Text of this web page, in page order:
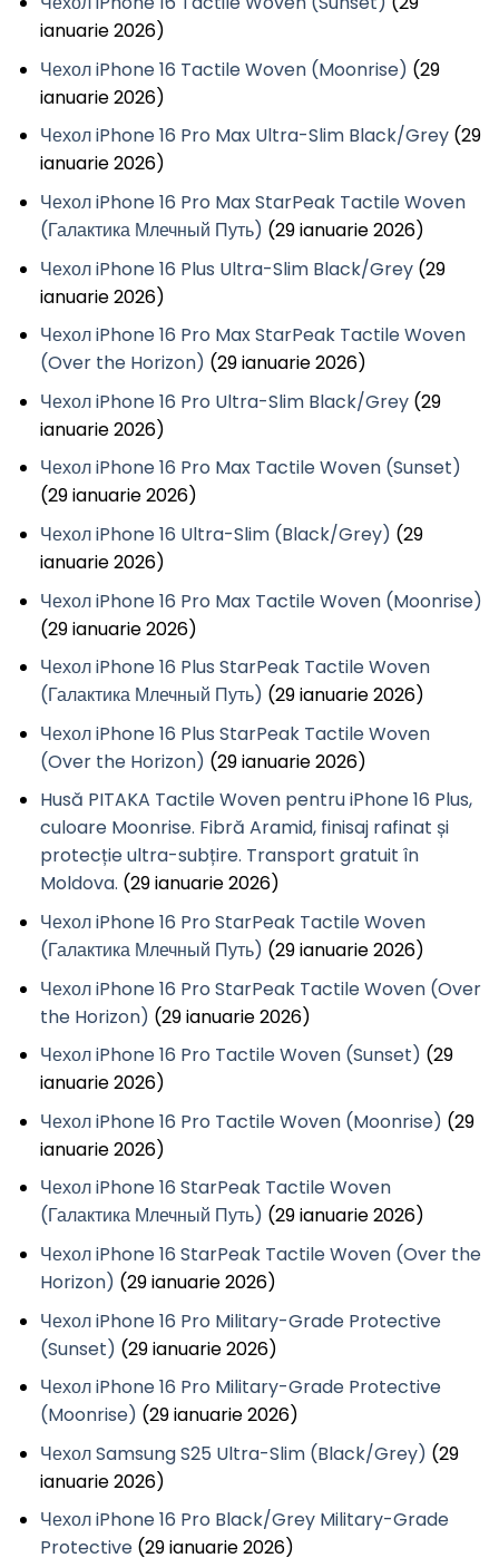
ianuarie 2026)
Чехол iPhone 16 Tactile Woven (Moonrise) (29
ianuarie 2026)
Чехол iPhone 16 Pro Max Ultra-Slim Black/Grey (29
ianuarie 2026)
Чехол iPhone 16 Pro Max StarPeak Tactile Woven
(Галактика Млечный Путь) (29 ianuarie 2026)
Чехол iPhone 16 Plus Ultra-Slim Black/Grey (29
ianuarie 2026)
Чехол iPhone 16 Pro Max StarPeak Tactile Woven
(Over the Horizon) (29 ianuarie 2026)
Чехол iPhone 16 Pro Ultra-Slim Black/Grey (29
ianuarie 2026)
Чехол iPhone 16 Pro Max Tactile Woven (Sunset)
(29 ianuarie 2026)
Чехол iPhone 16 Ultra-Slim (Black/Grey) (29
ianuarie 2026)
Чехол iPhone 16 Pro Max Tactile Woven (Moonrise)
(29 ianuarie 2026)
Чехол iPhone 16 Plus StarPeak Tactile Woven
(Галактика Млечный Путь) (29 ianuarie 2026)
Чехол iPhone 16 Plus StarPeak Tactile Woven
(Over the Horizon) (29 ianuarie 2026)
Husă PITAKA Tactile Woven pentru iPhone 16 Plus,
culoare Moonrise. Fibră Aramid, finisaj rafinat și
protecție ultra-subțire. Transport gratuit în
Moldova. (29 ianuarie 2026)
Чехол iPhone 16 Pro StarPeak Tactile Woven
(Галактика Млечный Путь) (29 ianuarie 2026)
Чехол iPhone 16 Pro StarPeak Tactile Woven (Over
the Horizon) (29 ianuarie 2026)
Чехол iPhone 16 Pro Tactile Woven (Sunset) (29
ianuarie 2026)
Чехол iPhone 16 Pro Tactile Woven (Moonrise) (29
ianuarie 2026)
Чехол iPhone 16 StarPeak Tactile Woven
(Галактика Млечный Путь) (29 ianuarie 2026)
Чехол iPhone 16 StarPeak Tactile Woven (Over the
Horizon) (29 ianuarie 2026)
Чехол iPhone 16 Pro Military-Grade Protective
(Sunset) (29 ianuarie 2026)
Чехол iPhone 16 Pro Military-Grade Protective
(Moonrise) (29 ianuarie 2026)
Чехол Samsung S25 Ultra-Slim (Black/Grey) (29
ianuarie 2026)
Чехол iPhone 16 Pro Black/Grey Military-Grade
Protective (29 ianuarie 2026)